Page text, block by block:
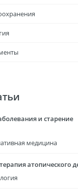
и старение
медицина
атопического